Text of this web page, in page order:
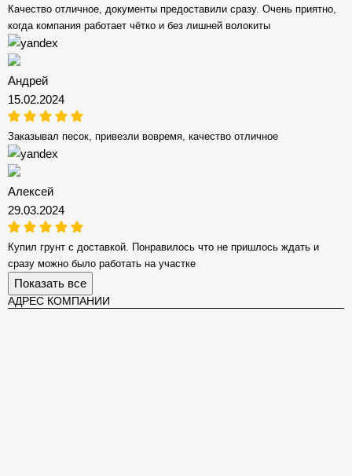
Качество отличное, документы предоставили сразу. Очень приятно,
когда компания работает чётко и без лишней волокиты
Андрей
15.02.2024
Заказывал песок, привезли вовремя, качество отличное
Алексей
29.03.2024
Купил грунт с доставкой. Понравилось что не пришлось ждать и
сразу можно было работать на участке
Показать все
АДРЕС КОМПАНИИ